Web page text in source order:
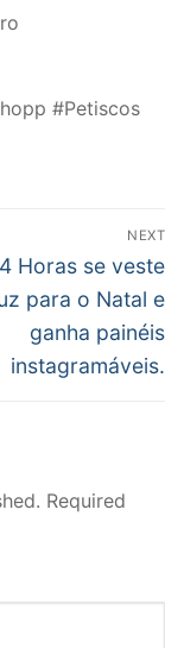
#Petiscos
NEXT
Horas se veste
para o Natal e
ganha painéis
instagramáveis.
Required